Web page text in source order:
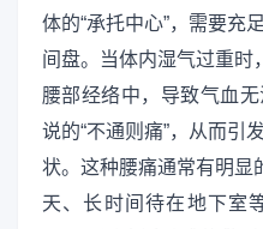
体的“承托中心”，需要充
间盘。当体内湿气过重时
腰部经络中，导致气血
说的“不通则痛”，从而引
状。这种腰痛通常有明显
天、长时间待在地下室